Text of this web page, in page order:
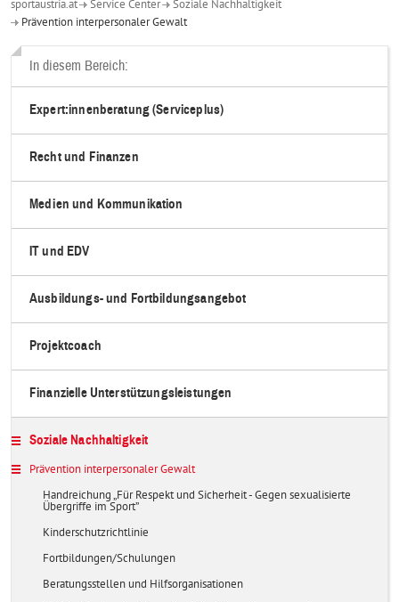
sportaustria.at Service Center
Soziale Nachhaltigkeit
Prävention interpersonaler Gewalt
In diesem Bereich:
Expert:innenberatung (Serviceplus)
Recht und Finanzen
Medien und Kommunikation
IT und EDV
Ausbildungs- und Fortbildungsangebot
Projektcoach
Finanzielle Unterstützungsleistungen
Soziale Nachhaltigkeit
Prävention interpersonaler Gewalt
Handreichung „Für Respekt und Sicherheit - Gegen sexualisierte
Übergriffe im Sport”
Kinderschutzrichtlinie
Fortbildungen/Schulungen
Beratungsstellen und Hilfsorganisationen